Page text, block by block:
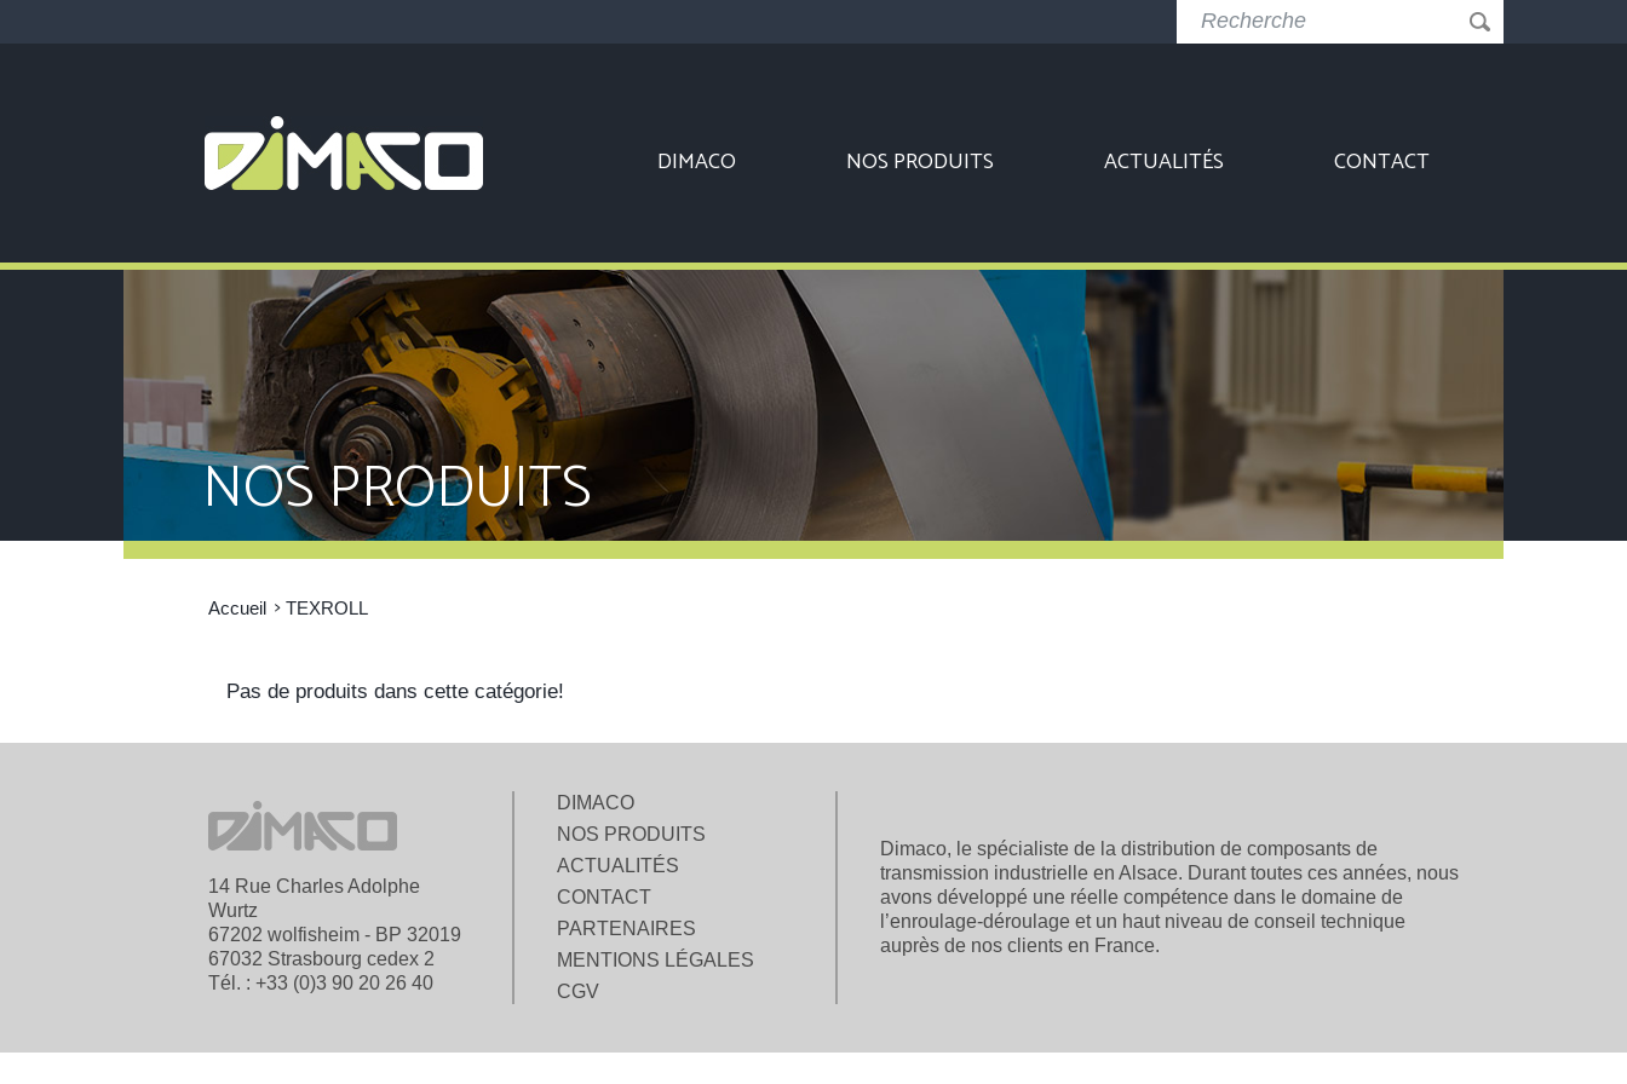
DIMACO NOS PRODUITS ACTUALITÉS CONTACT
NOS PRODUITS
Accueil TEXROLL
Pas de produits dans cette catégorie!
14 Rue Charles Adolphe
Wurtz
67202 wolfisheim - BP 32019
67032 Strasbourg cedex 2
Tél. : +33 (0)3 90 20 26 40
DIMACO
NOS PRODUITS
ACTUALITÉS
CONTACT
PARTENAIRES
MENTIONS LÉGALES
CGV
Dimaco, le spécialiste de la distribution de composants de
transmission industrielle en Alsace. Durant toutes ces années, nous
avons développé une réelle compétence dans le domaine de
l’enroulage-déroulage et un haut niveau de conseil technique
auprès de nos clients en France.